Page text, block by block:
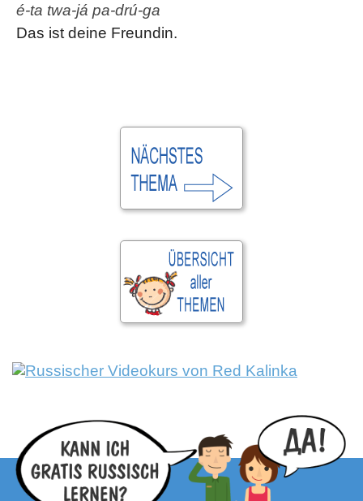
é-ta twa-já pa-drú-ga
Das ist deine Freundin.